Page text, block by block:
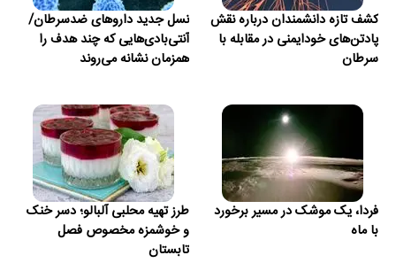
کشف تازه دانشمندان درباره نقش
پادتن‌های خودایمنی در مقابله با
سرطان
نسل جدید داروهای ضدسرطان/
آنتی‌بادی‌هایی که چند هدف را
همزمان نشانه می‌روند
فردا، یک موشک در مسیر برخورد
با ماه
طرز تهیه محلبی آلبالو؛ دسر خنک
و خوشمزه مخصوص فصل
تابستان